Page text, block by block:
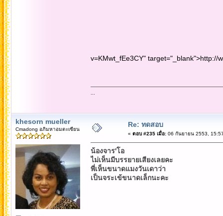
v=KMwt_fEe3CY" target="_blank">http://
khesorn mueller
Cmadong อภิมหาอมตะเซียน
Re: ทดสอบ
« ตอบ #235 เมื่อ:06 กันยายน 2553,
น้องจาร'โอ
ไม่เห็นมีบรรยายเสียงเลยคะ
พี่เห็นขนาดแมงวันเดาว่า
เป็นจระเข้ขนาดเล็กนะคะ